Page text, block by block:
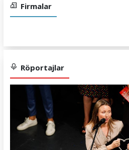
Firmalar
Röportajlar